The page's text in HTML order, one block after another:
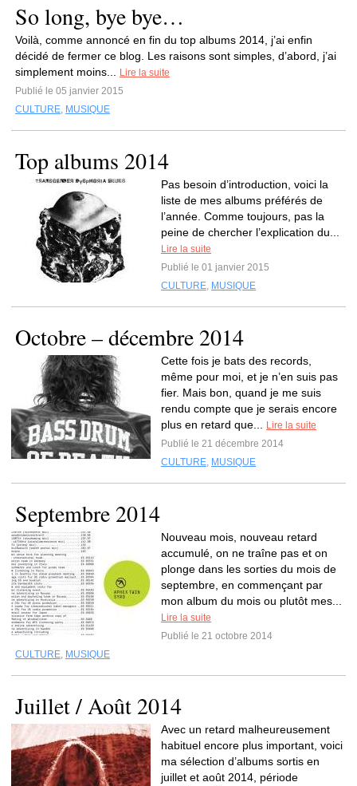
So long, bye bye…
Voilà, comme annoncé en fin du top albums 2014, j’ai enfin
décidé de fermer ce blog. Les raisons sont simples, d’abord, j’ai
simplement moins...
Lire la suite
Publié le 05 janvier 2015
CULTURE, MUSIQUE
Top albums 2014
Pas besoin d’introduction, voici la
liste de mes albums préférés de
l’année. Comme toujours, pas la
peine de chercher l’explication du...
Lire la suite
Publié le 01 janvier 2015
CULTURE, MUSIQUE
Octobre – décembre 2014
Cette fois je bats des records,
même pour moi, et je n’en suis pas
fier. Mais bon, quand je me suis
rendu compte que je serais encore
plus en retard que...
Lire la suite
Publié le 21 décembre 2014
CULTURE, MUSIQUE
Septembre 2014
Nouveau mois, nouveau retard
accumulé, on ne traîne pas et on
plonge dans les sorties du mois de
septembre, en commençant par
mon album du mois ou plutôt mes...
Lire la suite
Publié le 21 octobre 2014
CULTURE, MUSIQUE
Juillet / Août 2014
Avec un retard malheureusement
habituel encore plus important, voici
ma sélection d’albums sortis en
juillet et août 2014, période